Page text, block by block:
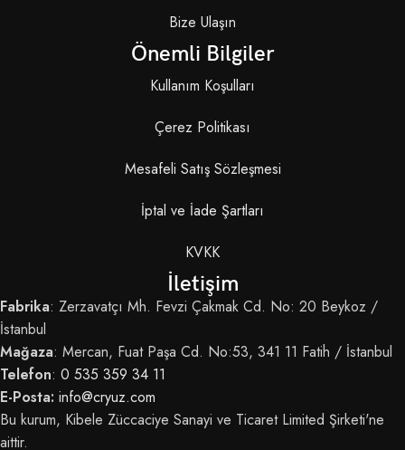
Bize Ulaşın
Önemli Bilgiler
Kullanım Koşulları
Çerez Politikası
Mesafeli Satış Sözleşmesi
İptal ve İade Şartları
KVKK
İletişim
Fabrika: Zerzavatçı Mh. Fevzi Çakmak Cd. No: 20 Beykoz /
İstanbul
Mağaza: Mercan, Fuat Paşa Cd. No:53, 341 11 Fatih / İstanbul
Telefon: 0 535 359 34 11
E-Posta: info@cryuz.com
Bu kurum, Kibele Züccaciye Sanayi ve Ticaret Limited Şirketi'ne
aittir.